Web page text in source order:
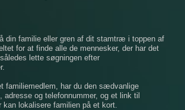
din familie eller gren af ​​dit stamtræ i toppen af
for at finde alle de mennesker, der har det
lette søgningen efter
familiemedlem, har du den sædvanlige
adresse og telefonnummer, og et link til
kan lokalisere familien på et kort.